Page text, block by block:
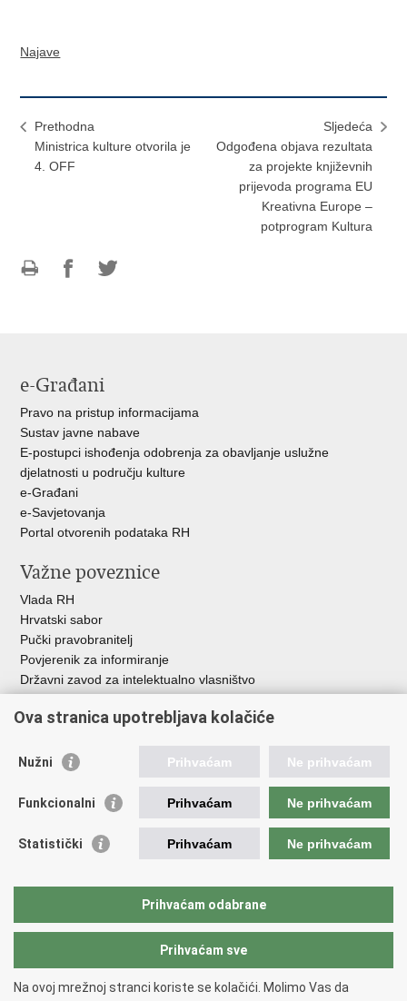
Najave
Prethodna
Ministrica kulture otvorila je
4. OFF
Sljedeća
Odgođena objava rezultata
za projekte književnih
prijevoda programa EU
Kreativna Europe –
potprogram Kultura
e-Građani
Pravo na pristup informacijama
Sustav javne nabave
E-postupci ishođenja odobrenja za obavljanje uslužne
djelatnosti u području kulture
e-Građani
e-Savjetovanja
Portal otvorenih podataka RH
Važne poveznice
Vlada RH
Hrvatski sabor
Pučki pravobranitelj
Povjerenik za informiranje
Državni zavod za intelektualno vlasništvo
HAKOM
Ostale poveznice
Hrvatski audiovizualni centar
Creative Europe
EU National Institutes for Culture
Međunarodni centar za podvodnu arheologiju u Zadru (MCPA)
Ova stranica upotrebljava kolačiće
Nužni Prihvaćam Ne prihvaćam
Funkcionalni Prihvaćam Ne prihvaćam
Statistički Prihvaćam Ne prihvaćam
Prihvaćam odabrane
Prihvaćam sve
Na ovoj mrežnoj stranci koriste se kolačići. Molimo Vas da